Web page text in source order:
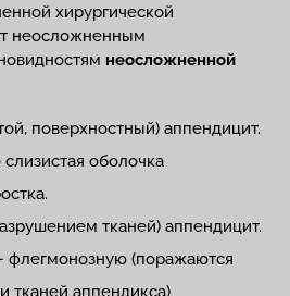
хирургической
неосложненным
неосложненной
поверхностный) аппендицит.
оболочка
тканей) аппендицит.
(поражаются
тканей аппендикса)